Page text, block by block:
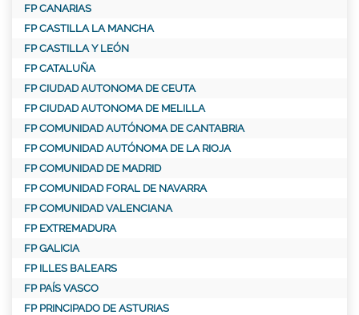
FP CANARIAS
FP CASTILLA LA MANCHA
FP CASTILLA Y LEÓN
FP CATALUÑA
FP CIUDAD AUTONOMA DE CEUTA
FP CIUDAD AUTONOMA DE MELILLA
FP COMUNIDAD AUTÓNOMA DE CANTABRIA
FP COMUNIDAD AUTÓNOMA DE LA RIOJA
FP COMUNIDAD DE MADRID
FP COMUNIDAD FORAL DE NAVARRA
FP COMUNIDAD VALENCIANA
FP EXTREMADURA
FP GALICIA
FP ILLES BALEARS
FP PAÍS VASCO
FP PRINCIPADO DE ASTURIAS